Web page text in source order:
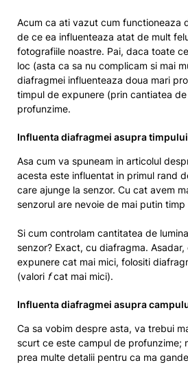
Acum ca ati vazut cum functioneaza
de ce ea influenteaza atat de mult
fotografiile noastre. Pai, daca toate
loc (asta ca sa nu complicam si mai
diafragmei influenteaza doua mari
timpul de expunere (prin cantiatea
profunzime.
Influenta diafragmei asupra
Asa cum va spuneam in articolul
acesta este influentat in primul rand
care ajunge la senzor. Cu cat avem
senzorul are nevoie de mai putin
Si cum controlam cantitatea de
senzor? Exact, cu diafragma.
expunere cat mai mici, folositi
(valori fcat mai mici).
Influenta diafragmei asupra
Ca sa vobim despre asta, va trebui
scurt ce este campul de profunzime;
prea multe detalii pentru ca ma